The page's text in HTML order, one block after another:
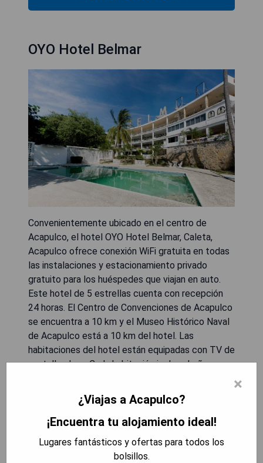
OYO Hotel Belmar
Convenientemente ubicado en el centro de
Acapulco, el hotel OYO Hotel Belmar, Caleta,
Acapulco ofrece conexión WiFi gratuita en todas
las instalaciones y estacionamiento privado
gratuito para los huéspedes que viajan en auto.
Este hotel de 5 estrellas cuenta con recepción
24 horas. El Centro de Convenciones de Acapulco
se encuentra a 10 km y el Museo Histórico Naval
de Acapulco está a 10 km del hotel. Las
habitaciones del hotel están equipadas con TV de
pantalla plana. Cada habitación incluye baño
gratuitos. La playa Caleta y Caletilla se encuentra
a 300 metros del OYO Hotel Belmar, Caleta,
Acapulco, mientras que la playa Manzanillo está a
Aeropuerto Internacional General Juan N Alvarez,
×
¿Viajas a Acapulco?
¡Encuentra tu alojamiento ideal!
Lugares fantásticos y ofertas para todos los
bolsillos.